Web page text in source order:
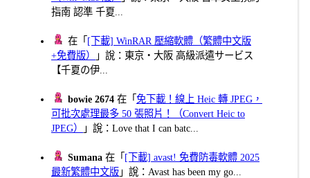
指南 認準 千夏...
在「 [下載] WinRAR 壓縮軟體（繁體中文版
+免費版）
」說：東京・大阪 高級派遣サービス
【千夏の伊...
bowie 2674 在「免下載！線上 Heic 轉 JPEG，
可批次處理最多 50 張照片！（Convert Heic to
JPEG）
」說：Love that I can batc...
Sumana 在「 [下載] avast! 免費防毒軟體 2025
最新繁體中文版 」說：Avast has been my go...